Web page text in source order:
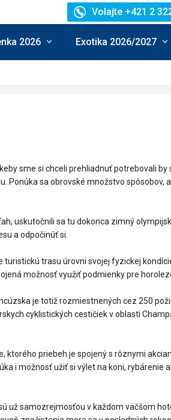
Volajte +421 2
2026 Exotika 2026/2027
sme si chceli prehliadnuť potrebovali by
Ponúka sa obrovské množstvo spôsobov,
uskutočnili sa tu dokonca zimný
a odpočinúť si.
trasu úrovni svojej fyzickej
možnosť využiť podmienky pre
je totiž rozmiestnených cez 250
cyklistických cestičiek v oblasti
ktorého priebeh je spojený s rôznymi
i možnosť užiť si výlet na koni, rybárenie
už samozrejmosťou v každom väčšom